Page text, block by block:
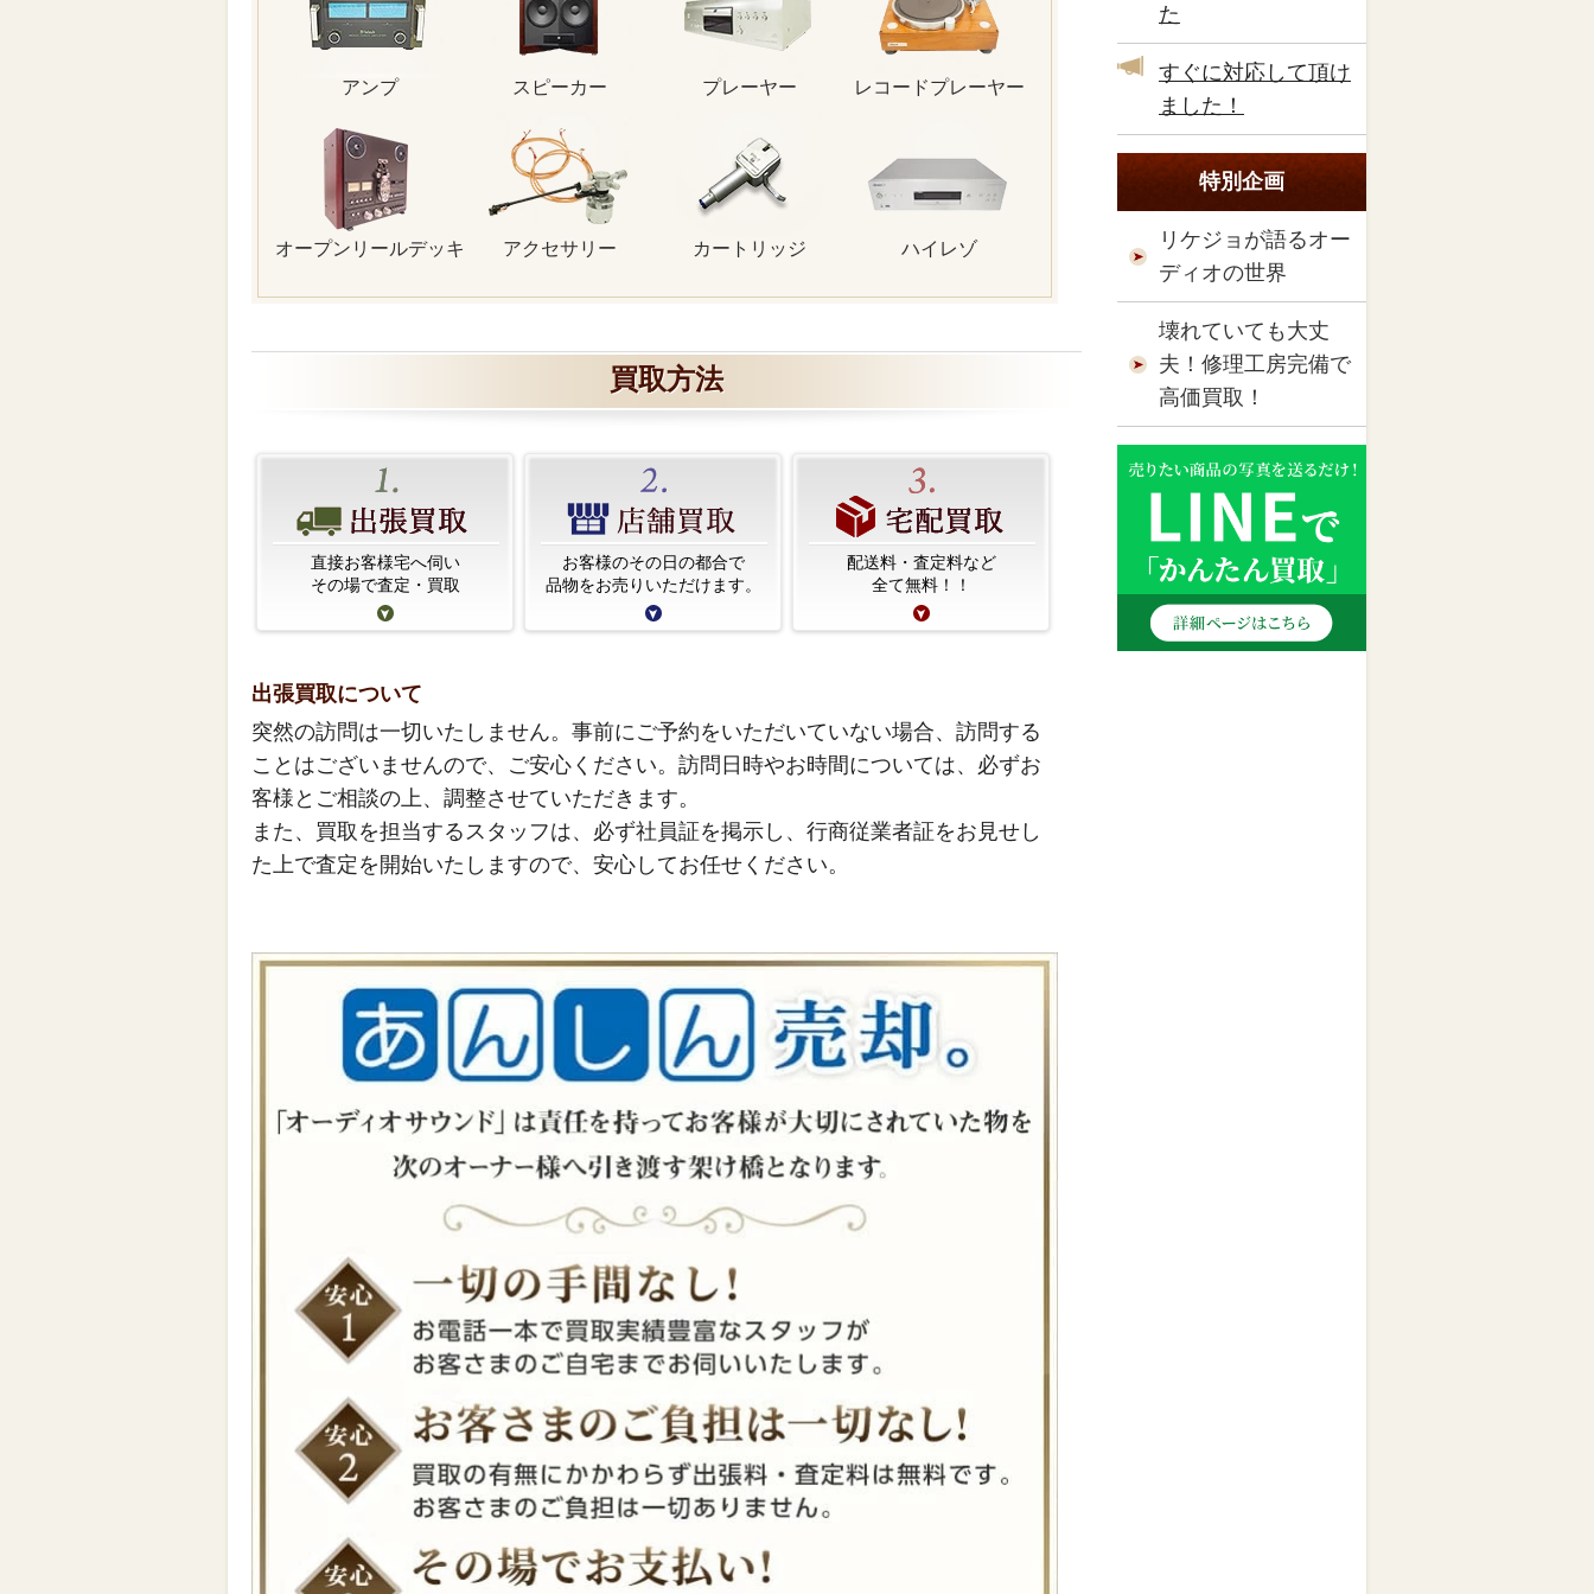
アンプ スピーカー プレーヤー レコードプレーヤー
オープンリールデッキ アクセサリー カートリッジ ハイレゾ
買取方法
直接お客様宅へ伺い
その場で査定・買取
お客様のその日の都合で
品物をお売りいただけます。
配送料・査定料など
全て無料！！
出張買取について
突然の訪問は一切いたしません。事前にご予約をいただいていない場合、訪問する
ことはございませんので、ご安心ください。訪問日時やお時間については、必ずお
客様とご相談の上、調整させていただきます。
また、買取を担当するスタッフは、必ず社員証を掲示し、行商従業者証をお見せし
た上で査定を開始いたしますので、安心してお任せください。
た
すぐに対応して頂け
ました！
特別企画
リケジョが語るオー
ディオの世界
壊れていても大丈
夫！修理工房完備で
高価買取！